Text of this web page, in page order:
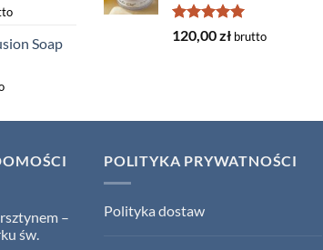
Soap
Rated5.00
out of 5
120,00zł brutto
–
św.
POLITYKA PRYWATNOŚCI
Polityka dostaw